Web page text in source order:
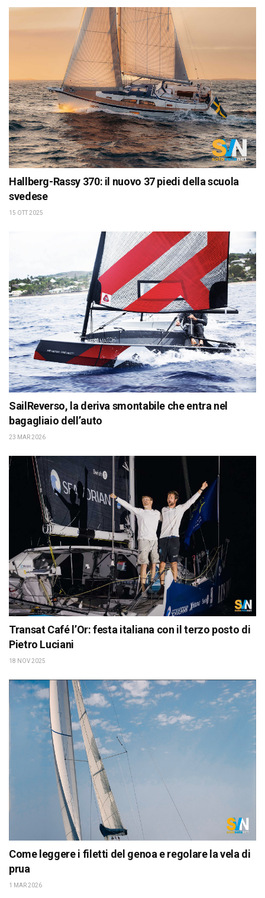
Hallberg-Rassy 370: il nuovo 37 piedi della scuola
svedese
15 OTT 2025
SailReverso, la deriva smontabile che entra nel
bagagliaio dell’auto
23 MAR 2026
Transat Café l’Or: festa italiana con il terzo posto di
Pietro Luciani
18 NOV 2025
Come leggere i filetti del genoa e regolare la vela di
prua
1 MAR 2026